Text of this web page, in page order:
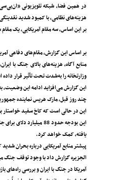
در همین فضا، شبکه تلویزیونی
هزینه‌های نظامی، با کمبود شدید
بر این اساس، سه مقام آمریکایی، یک
بر اساس این گزارش، مقام‌های دفاعی آمریکا درخواست اختصاص بیش از 67 میلیارد دلار بودجه
منابع آگاه، هزینه‌های بالای جنگ با
وزارتخانه را به‌شدت تحت تأثیر قرار
این گزارش می‌افزاید ادامه این وضعیت،
چند روز قبل، مارک هریس نماینده
این در حالی است که کاخ سفید خواستار بودجه مکمل حدود 88 میلیارد دلاری برای اختصاص به عملیات‌های
این بودجه حدود 88
یافته، کمک خواهد کرد.
پیشتر منابع آمریکایی درباره بحران
الجزیره گزارش داد با وجود توقف جنگ
آمریکا در جنگ با ایران و بررسی راه‌های